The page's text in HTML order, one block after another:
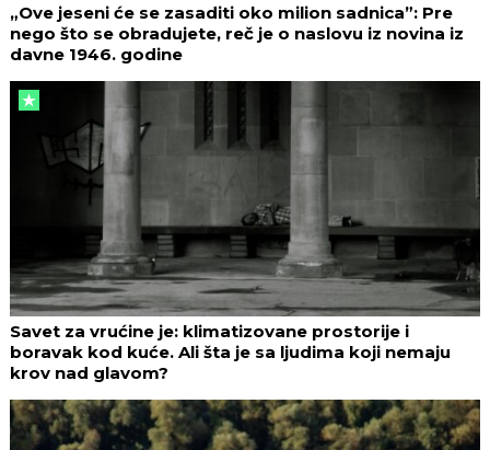
„Ove jeseni će se zasaditi oko milion sadnica”: Pre
nego što se obradujete, reč je o naslovu iz novina iz
davne 1946. godine
Savet za vrućine je: klimatizovane prostorije i
boravak kod kuće. Ali šta je sa ljudima koji nemaju
krov nad glavom?